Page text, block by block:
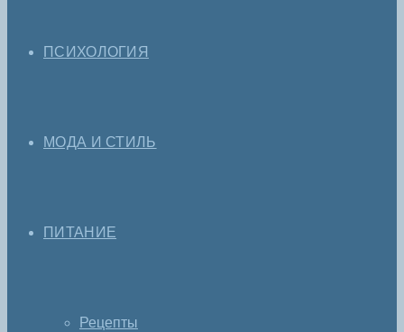
ПСИХОЛОГИЯ
МОДА И СТИЛЬ
ПИТАНИЕ
Рецепты